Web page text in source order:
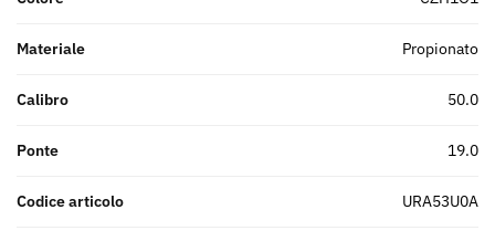
Materiale propionato
Calibro 50.0
Ponte 19.0
Codice articolo URA53U0A